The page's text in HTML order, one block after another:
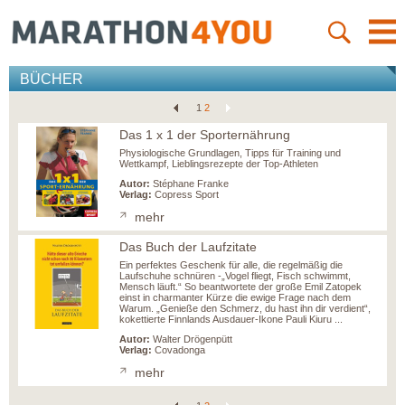
BÜCHER
1 2
Das 1 x 1 der Sporternährung
Physiologische Grundlagen, Tipps für Training und
Wettkampf, Lieblingsrezepte der Top-Athleten
Autor: Stéphane Franke
Verlag: Copress Sport
mehr
Das Buch der Laufzitate
Ein perfektes Geschenk für alle, die regelmäßig die
Laufschuhe schnüren -„Vogel fliegt, Fisch schwimmt,
Mensch läuft.“ So beantwortete der große Emil Zatopek
einst in charmanter Kürze die ewige Frage nach dem
Warum. „Genieße den Schmerz, du hast ihn dir verdient“,
kokettierte Finnlands Ausdauer-Ikone Pauli Kiuru ...
Autor: Walter Drögenpütt
Verlag: Covadonga
mehr